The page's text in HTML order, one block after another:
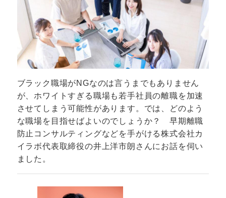
ブラック職場がNGなのは言うまでもありません
が、ホワイトすぎる職場も若手社員の離職を加速
させてしまう可能性があります。では、どのよう
な職場を目指せばよいのでしょうか？ 早期離職
防止コンサルティングなどを手がける株式会社カ
イラボ代表取締役の井上洋市朗さんにお話を伺い
ました。